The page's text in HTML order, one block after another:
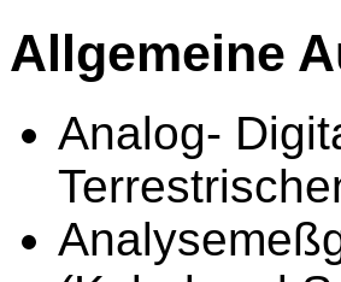
Allgemeine
Analog-